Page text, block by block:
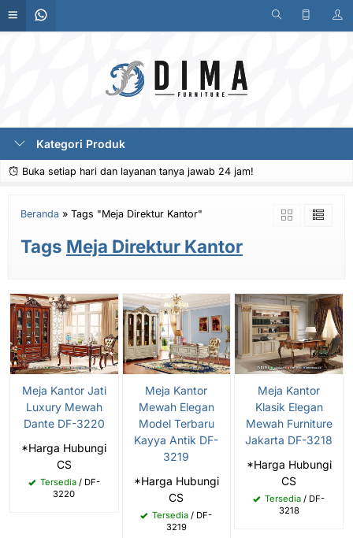
Kategori Produk
Buka setiap hari dan layanan tanya jawab 24 jam!
Beranda » Tags "Meja Direktur Kantor"
Tags Meja Direktur Kantor
Meja Kantor Jati
Luxury Mewah
Dante DF-3220
*Harga Hubungi
CS
Tersedia/ DF-
3220
Meja Kantor
Mewah Elegan
Model Terbaru
Kayya Antik DF-
3219
*Harga Hubungi
CS
Tersedia / DF-
3219
Meja Kantor
Klasik Elegan
Mewah Furniture
Jakarta DF-3218
*Harga Hubungi
CS
Tersedia / DF-
3218